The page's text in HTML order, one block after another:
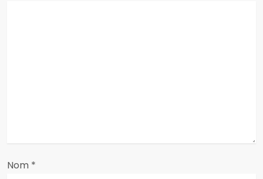
a
Nom *